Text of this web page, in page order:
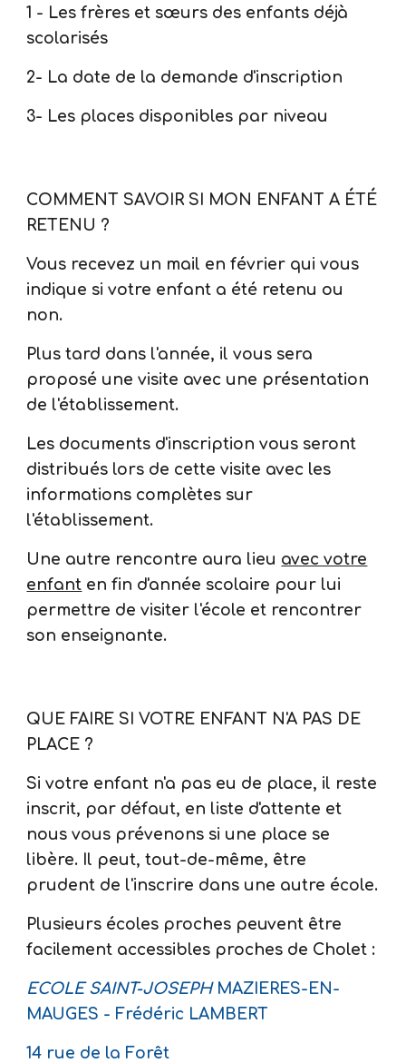
1 - Les frères et sœurs des enfants déjà
scolarisés
2- La date de la demande d'inscription
3- Les places disponibles par niveau
COMMENT SAVOIR SI MON ENFANT A ÉTÉ
RETENU ?
Vous recevez un mail en février qui vous
indique si votre enfant a été retenu ou
non.
Plus tard dans l'année, il vous sera
proposé une visite avec une présentation
de l'établissement.
Les documents d'inscription vous seront
distribués lors de cette visite avec les
informations complètes sur
l'établissement.
Une autre rencontre aura lieu avec votre
enfant en fin d'année scolaire pour lui
permettre de visiter l'école et rencontrer
son enseignante.
QUE FAIRE SI VOTRE ENFANT N'A PAS DE
PLACE ?
Si votre enfant n'a pas eu de place, il reste
inscrit, par défaut, en liste d'attente et
nous vous prévenons si une place se
libère. Il peut, tout-de-même, être
prudent de l'inscrire dans une autre école.
Plusieurs écoles proches peuvent être
facilement accessibles proches de Cholet :
ECOLE SAINT-JOSEPHMAZIERES-EN-
MAUGES - Frédéric LAMBERT
14 rue de la Forêt